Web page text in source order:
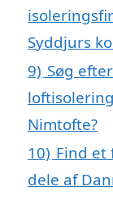
Syddjurs
9) Søg
Nimtofte?
10) Find et
dele af